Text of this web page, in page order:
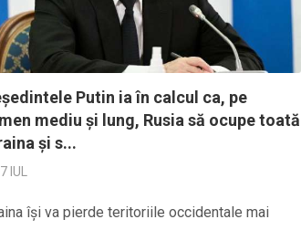
Putin ia în calcul ca, pe
mediu și lung, Rusia să ocupe toată
și s...
IUL
își va pierde teritoriile occidentale mai